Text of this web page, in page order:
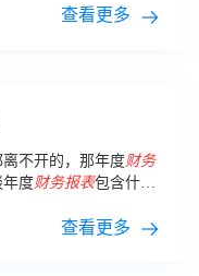
查看更多
离不开的，那年度财务
年度财务报表包含什
查看更多